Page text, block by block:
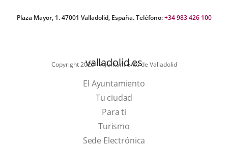
Plaza Mayor, 1. 47001 Valladolid, España. Teléfono:+34 983 426 100
Copyright 2025 - Ayuntamiento de Valladolid
valladolid.es
El Ayuntamiento
Tu ciudad
Para ti
TurismoThis
link
Sede Electrónica